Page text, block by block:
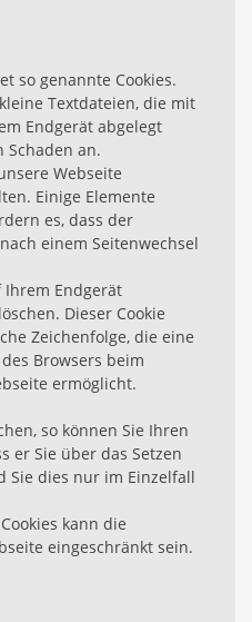
so genannte Cookies.
Textdateien, die mit
Endgerät abgelegt
Schaden an.
Webseite
Einige Elemente
es, dass der
einem Seitenwechsel
Ihrem Endgerät
Dieser Cookie
Zeichenfolge, die eine
Browsers beim
ermöglicht.
so können Sie Ihren
er Sie über das Setzen
Sie dies nur im Einzelfall
kann die
eingeschränkt sein.